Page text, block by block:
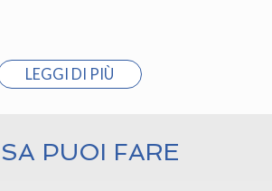
LEGGI DI PIÙ
PUOI FARE